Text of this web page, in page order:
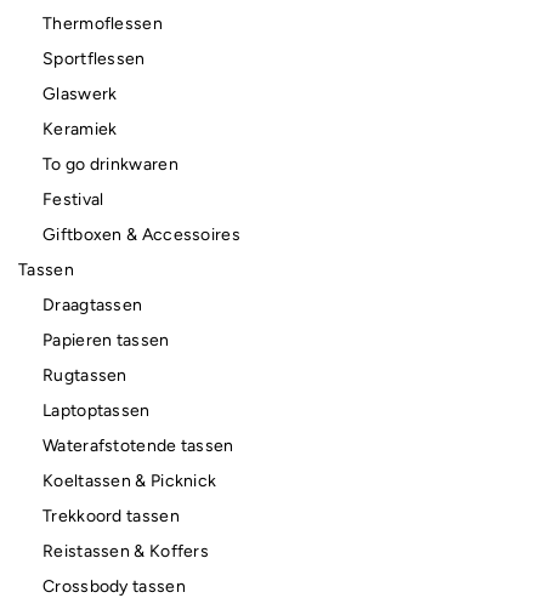
Thermoflessen
Sportflessen
Glaswerk
Keramiek
To go drinkwaren
Festival
Giftboxen & Accessoires
Tassen
Draagtassen
Papieren tassen
Rugtassen
Laptoptassen
Waterafstotende tassen
Koeltassen & Picknick
Trekkoord tassen
Reistassen & Koffers
Crossbody tassen